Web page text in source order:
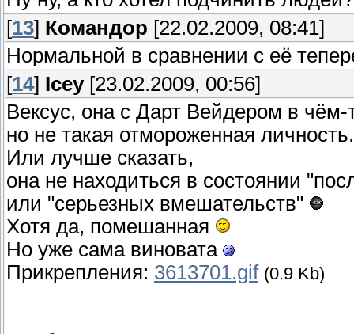
[13] Командор [22.02.2009, 08:41]
Нормальной в сравнении с её
[14] Icey[23.02.2009, 00:56]
Вексус, она с Дарт Вейдером в чём-
но не такая отмороженная личность.
Или лучше сказать,
она не находиться в состоянии
или "серьезных вмешательств"
Хотя да, помешанная
Но уже сама виновата
Прикрепления: 3613701.gif (0.9 Kb)